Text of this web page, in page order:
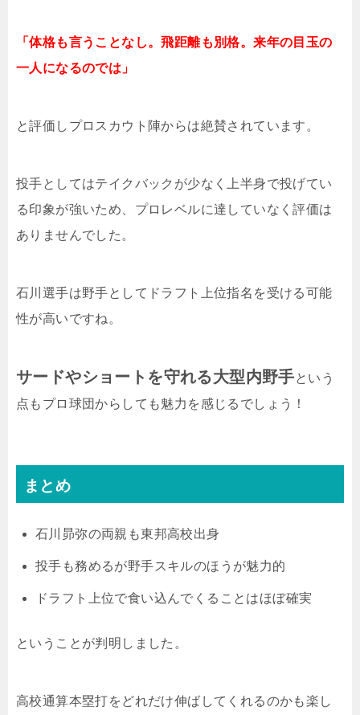
「体格も言うことなし。飛距離も別格。来年の目玉の
一人になるのでは」
と評価しプロスカウト陣からは絶賛されています。
投手としてはテイクバックが少なく上半身で投げてい
る印象が強いため、プロレベルに達していなく評価は
ありませんでした。
石川選手は野手としてドラフト上位指名を受ける可能
性が高いですね。
サードやショートを守れる大型内野手という
点もプロ球団からしても魅力を感じるでしょう！
まとめ
石川昴弥の両親も東邦高校出身
投手も務めるが野手スキルのほうが魅力的
ドラフト上位で食い込んでくることはほぼ確実
ということが判明しました。
高校通算本塁打をどれだけ伸ばしてくれるのかも楽し